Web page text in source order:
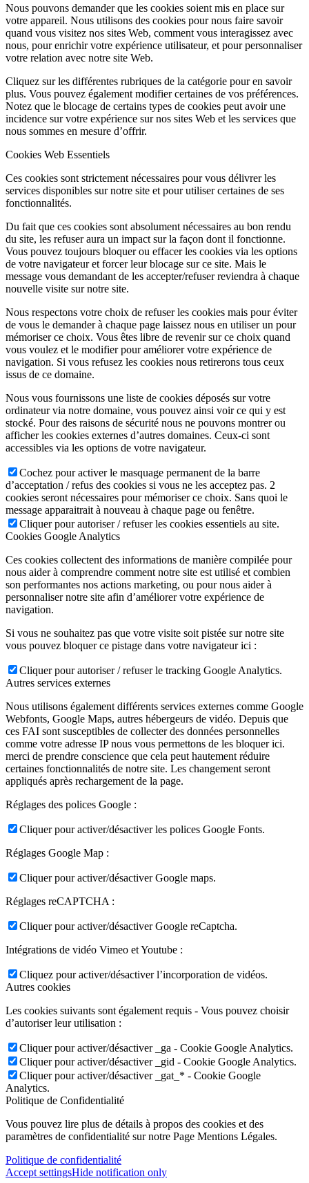
Nous pouvons demander que les cookies soient mis en place sur
votre appareil. Nous utilisons des cookies pour nous faire savoir
quand vous visitez nos sites Web, comment vous interagissez avec
nous, pour enrichir votre expérience utilisateur, et pour personnaliser
votre relation avec notre site Web.
Cliquez sur les différentes rubriques de la catégorie pour en savoir
plus. Vous pouvez également modifier certaines de vos préférences.
Notez que le blocage de certains types de cookies peut avoir une
incidence sur votre expérience sur nos sites Web et les services que
nous sommes en mesure d’offrir.
Cookies Web Essentiels
Ces cookies sont strictement nécessaires pour vous délivrer les
services disponibles sur notre site et pour utiliser certaines de ses
fonctionnalités.
Du fait que ces cookies sont absolument nécessaires au bon rendu
du site, les refuser aura un impact sur la façon dont il fonctionne.
Vous pouvez toujours bloquer ou effacer les cookies via les options
de votre navigateur et forcer leur blocage sur ce site. Mais le
message vous demandant de les accepter/refuser reviendra à chaque
nouvelle visite sur notre site.
Nous respectons votre choix de refuser les cookies mais pour éviter
de vous le demander à chaque page laissez nous en utiliser un pour
mémoriser ce choix. Vous êtes libre de revenir sur ce choix quand
vous voulez et le modifier pour améliorer votre expérience de
navigation. Si vous refusez les cookies nous retirerons tous ceux
issus de ce domaine.
Nous vous fournissons une liste de cookies déposés sur votre
ordinateur via notre domaine, vous pouvez ainsi voir ce qui y est
stocké. Pour des raisons de sécurité nous ne pouvons montrer ou
afficher les cookies externes d’autres domaines. Ceux-ci sont
accessibles via les options de votre navigateur.
Cochez pour activer le masquage permanent de la barre
d’acceptation / refus des cookies si vous ne les acceptez pas. 2
cookies seront nécessaires pour mémoriser ce choix. Sans quoi le
message apparaitrait à nouveau à chaque page ou fenêtre.
Cliquer pour autoriser / refuser les cookies essentiels au site.
Cookies Google Analytics
Ces cookies collectent des informations de manière compilée pour
nous aider à comprendre comment notre site est utilisé et combien
son performantes nos actions marketing, ou pour nous aider à
personnaliser notre site afin d’améliorer votre expérience de
navigation.
Si vous ne souhaitez pas que votre visite soit pistée sur notre site
vous pouvez bloquer ce pistage dans votre navigateur ici :
Cliquer pour autoriser / refuser le tracking Google Analytics.
Autres services externes
Nous utilisons également différents services externes comme Google
Webfonts, Google Maps, autres hébergeurs de vidéo. Depuis que
ces FAI sont susceptibles de collecter des données personnelles
comme votre adresse IP nous vous permettons de les bloquer ici.
merci de prendre conscience que cela peut hautement réduire
certaines fonctionnalités de notre site. Les changement seront
appliqués après rechargement de la page.
Réglages des polices Google :
Cliquer pour activer/désactiver les polices Google Fonts.
Réglages Google Map :
Cliquer pour activer/désactiver Google maps.
Réglages reCAPTCHA :
Cliquer pour activer/désactiver Google reCaptcha.
Intégrations de vidéo Vimeo et Youtube :
Cliquez pour activer/désactiver l’incorporation de vidéos.
Autres cookies
Les cookies suivants sont également requis - Vous pouvez choisir
d’autoriser leur utilisation :
Cliquer pour activer/désactiver _ga - Cookie Google Analytics.
Cliquer pour activer/désactiver _gid - Cookie Google Analytics.
Cliquer pour activer/désactiver _gat_* - Cookie Google
Analytics.
Politique de Confidentialité
Vous pouvez lire plus de détails à propos des cookies et des
paramètres de confidentialité sur notre Page Mentions Légales.
Politique de confidentialité
Accept settingsHide notification only